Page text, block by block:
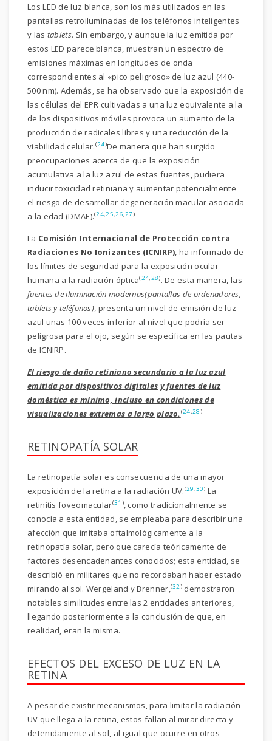
Los LED de luz blanca, son los más utilizados en las
pantallas retroiluminadas de los teléfonos inteligentes
y las tablets. Sin embargo, y aunque la luz emitida por
estos LED parece blanca, muestran un espectro de
emisiones máximas en longitudes de onda
correspondientes al «pico peligroso» de luz azul (440-
500 nm). Además, se ha observado que la exposición de
las células del EPR cultivadas a una luz equivalente a la
de los dispositivos móviles provoca un aumento de la
producción de radicales libres y una reducción de la
viabilidad celular.(24)De manera que han surgido
preocupaciones acerca de que la exposición
acumulativa a la luz azul de estas fuentes, pudiera
inducir toxicidad retiniana y aumentar potencialmente
el riesgo de desarrollar degeneración macular asociada
a la edad (DMAE).(24,25,26,27 )
La Comisión Internacional de Protección contra
Radiaciones No Ionizantes (ICNIRP), ha informado de
los límites de seguridad para la exposición ocular
humana a la radiación óptica(24,28). De esta manera, las
fuentes de iluminación modernas(pantallas de ordenadores,
tablets y teléfonos), presenta un nivel de emisión de luz
azul unas 100 veces inferior al nivel que podría ser
peligrosa para el ojo, según se especifica en las pautas
de ICNIRP.
El riesgo de daño retiniano secundario a la luz azul
emitida por dispositivos digitales y fuentes de luz
doméstica es mínimo, incluso en condiciones de
visualizaciones extremas a largo plazo.(24,28 )
RETINOPATÍA SOLAR
La retinopatía solar es consecuencia de una mayor
exposición de la retina a la radiación UV.(29,30) La
retinitis foveomacular(31 ), como tradicionalmente se
conocía a esta entidad, se empleaba para describir una
afección que imitaba oftalmológicamente a la
retinopatía solar, pero que carecía teóricamente de
factores desencadenantes conocidos; esta entidad, se
describió en militares que no recordaban haber estado
mirando al sol. Wergeland y Brenner,(32) demostraron
notables similitudes entre las 2 entidades anteriores,
llegando posteriormente a la conclusión de que, en
realidad, eran la misma.
EFECTOS DEL EXCESO DE LUZ EN LA
RETINA
A pesar de existir mecanismos, para limitar la radiación
UV que llega a la retina, estos fallan al mirar directa y
detenidamente al sol, al igual que ocurre en otros